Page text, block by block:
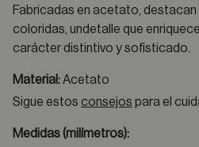
Fabricadas en acetato, destacan
coloridas, undetalle que
carácter distintivo y sofisticado.
Material:Acetato
Sigue estos consejos para el
Medidas (milímetros):